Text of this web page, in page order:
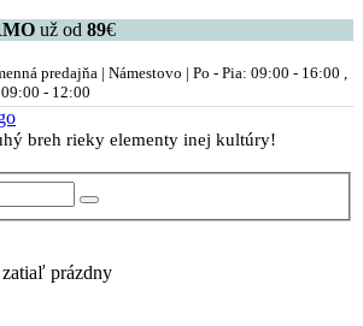
už od 89€
predajňa | Námestovo | Po - Pia: 09:00 - 16:00 ,
- 12:00
breh rieky elementy inej kultúry!
prázdny